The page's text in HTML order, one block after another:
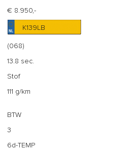
€ 8.950,-
K139LB
(068)
13.8 sec.
Stof
111 g/km
BTW
3
6d-TEMP